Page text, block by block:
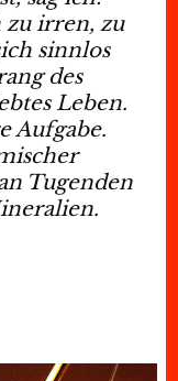
zu irren, zu
sinnlos
des
Leben.
Aufgabe.
Tugenden